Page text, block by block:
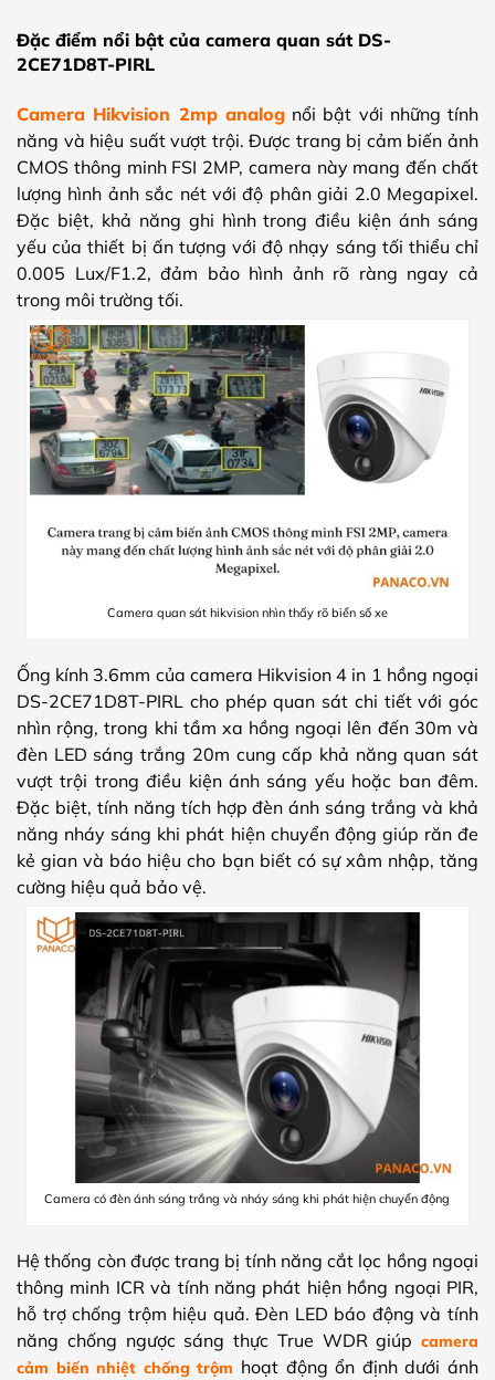
Đặc điểm nổi bật của camera quan sát DS-
2CE71D8T-PIRL
Camera Hikvision 2mp analognổi bật với những tính
năng và hiệu suất vượt trội. Được trang bị cảm biến ảnh
CMOS thông minh FSI 2MP, camera này mang đến chất
lượng hình ảnh sắc nét với độ phân giải 2.0 Megapixel.
Đặc biệt, khả năng ghi hình trong điều kiện ánh sáng
yếu của thiết bị ấn tượng với độ nhạy sáng tối thiểu chỉ
0.005 Lux/F1.2, đảm bảo hình ảnh rõ ràng ngay cả
trong môi trường tối.
Camera quan sát hikvision nhìn thấy rõ biển số xe
Ống kính 3.6mm của camera Hikvision 4 in 1 hồng ngoại
DS-2CE71D8T-PIRL cho phép quan sát chi tiết với góc
nhìn rộng, trong khi tầm xa hồng ngoại lên đến 30m và
đèn LED sáng trắng 20m cung cấp khả năng quan sát
vượt trội trong điều kiện ánh sáng yếu hoặc ban đêm.
Đặc biệt, tính năng tích hợp đèn ánh sáng trắng và khả
năng nháy sáng khi phát hiện chuyển động giúp răn đe
kẻ gian và báo hiệu cho bạn biết có sự xâm nhập, tăng
cường hiệu quả bảo vệ.
Camera có đèn ánh sáng trắng và nháy sáng khi phát hiện chuyển động
Hệ thống còn được trang bị tính năng cắt lọc hồng ngoại
thông minh ICR và tính năng phát hiện hồng ngoại PIR,
hỗ trợ chống trộm hiệu quả. Đèn LED báo động và tính
năng chống ngược sáng thực True WDR giúp camera
cảm biến nhiệt chống trộm hoạt động ổn định dưới ánh